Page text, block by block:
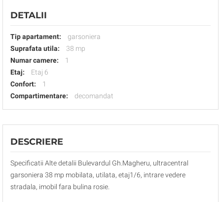
DETALII
Tip apartament:
garsoniera
Suprafata utila:
38 mp
Numar camere:
1
Etaj:
Etaj 6
Confort:
1
Compartimentare:
decomandat
DESCRIERE
Specificatii Alte detalii Bulevardul Gh.Magheru, ultracentral
garsoniera 38 mp mobilata, utilata, etaj1/6, intrare vedere
stradala, imobil fara bulina rosie.